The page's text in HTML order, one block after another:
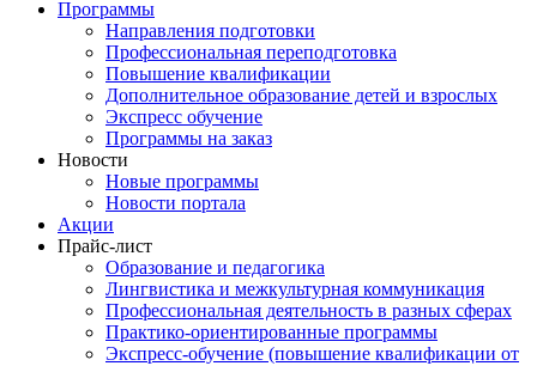
Программы
Направления подготовки
Профессиональная переподготовка
Повышение квалификации
Дополнительное образование детей и взрослых
Экспресс обучение
Программы на заказ
Новости
Новые программы
Новости портала
Акции
Прайс-лист
Образование и педагогика
Лингвистика и межкультурная коммуникация
Профессиональная деятельность в разных сферах
Практико-ориентированные программы
Экспресс-обучение (повышение квалификации от